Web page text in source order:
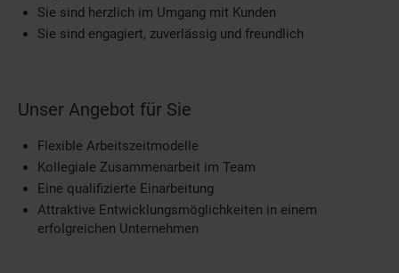
Sie sind herzlich im Umgang mit Kunden
Sie sind engagiert, zuverlässig und freundlich
Unser Angebot für Sie
Flexible Arbeitszeitmodelle
Kollegiale Zusammenarbeit im Team
Eine qualifizierte Einarbeitung
Attraktive Entwicklungsmöglichkeiten in einem
erfolgreichen Unternehmen